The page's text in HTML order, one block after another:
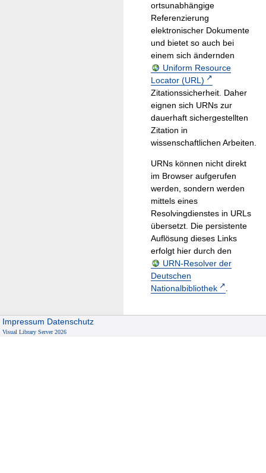
ortsunabhängige
Referenzierung
elektronischer Dokumente
und bietet so auch bei
einem sich ändernden
Uniform Resource
Locator (URL)
Zitationssicherheit. Daher
eignen sich URNs zur
dauerhaft sichergestellten
Zitation in
wissenschaftlichen Arbeiten.
URNs können nicht direkt
im Browser aufgerufen
werden, sondern werden
mittels eines
Resolvingdienstes in URLs
übersetzt. Die persistente
Auflösung dieses Links
erfolgt hier durch den
URN-Resolver der
Deutschen
Nationalbibliothek
.
Impressum Datenschutz
Visual Library Server 2026